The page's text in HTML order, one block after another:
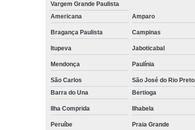
Vargem Grande Paulista
Americana
Amparo
Bragança Paulista Campinas
Itupeva Jaboticabal
Mendonça Paulínia
São Carlos São José do Rio Preto
Barra do Una
Bertioga
Ilha Comprida Ilhabela
Peruíbe Praia Grande